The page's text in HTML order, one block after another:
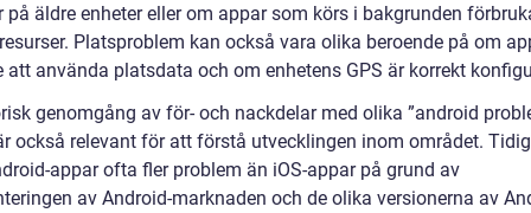
på äldre enheter eller om appar som körs i bakgrunden
Platsproblem kan också vara olika beroende på om
att använda platsdata och om enhetens GPS är korrekt
genomgång av för- och nackdelar med olika ”android
också relevant för att förstå utvecklingen inom området.
appar ofta fler problem än iOS-appar på grund av
av Android-marknaden och de olika versionerna av